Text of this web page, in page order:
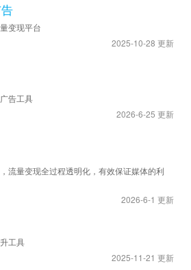
变现平台
2025-10-28 更新
告工具
2026-6-25 更新
流量变现全过程透明化，有效保证媒体的利
2026-6-1 更新
工具
2025-11-21 更新